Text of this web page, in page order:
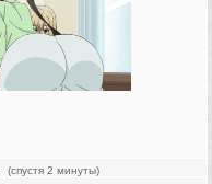
(спустя 2 минуты)